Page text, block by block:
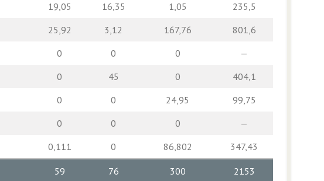
19,05
16,35 1,05
235,5
25,92
3,12 167,76
801,6
0
0 0
—
0
45 0
404,1
0
0 24,95
99,75
0
0 0
—
0,111
0 86,802 347,43
59 76 300 2153